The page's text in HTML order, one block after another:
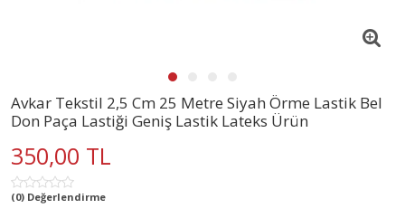
Avkar Tekstil 2,5 Cm 25 Metre Siyah Örme Lastik Bel
Don Paça Lastiği Geniş Lastik Lateks Ürün
350,00 TL
(0) Değerlendirme